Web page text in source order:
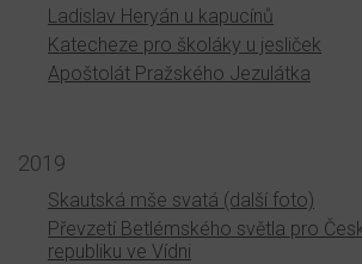
Ladislav Heryán u kapucínů
Katecheze pro školáky u jesliček
Apoštolát Pražského Jezulátka
2019
Skautská mše svatá (další foto)
Převzetí Betlémského světla pro
republiku ve Vídni